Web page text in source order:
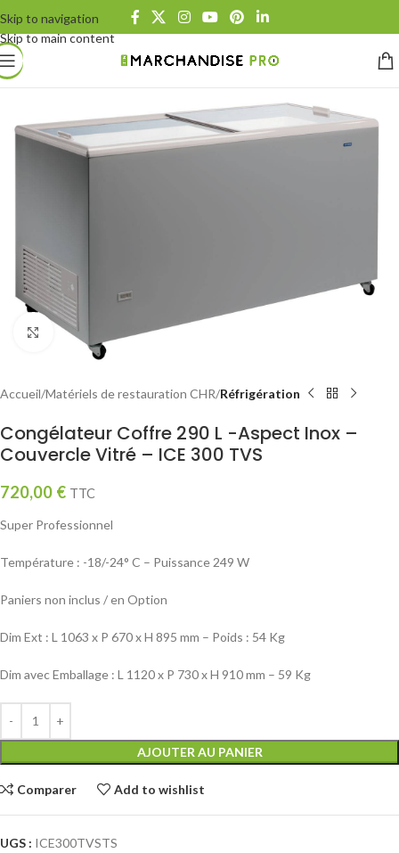
Skip to navigation
Skip to main content
Click to enlarge
Accueil Matériels de restauration CHR Réfrigération
Congélateur Coffre 290 L -Aspect Inox –
Couvercle Vitré – ICE 300 TVS
720,00 € TTC
Super Professionnel
Température : -18/-24° C – Puissance 249 W
Paniers non inclus / en Option
Dim Ext : L 1063 x P 670 x H 895 mm – Poids : 54 Kg
Dim avec Emballage : L 1120 x P 730 x H 910 mm – 59 Kg
AJOUTER AU PANIER
Comparer Add to wishlist
UGS : ICE300TVSTS